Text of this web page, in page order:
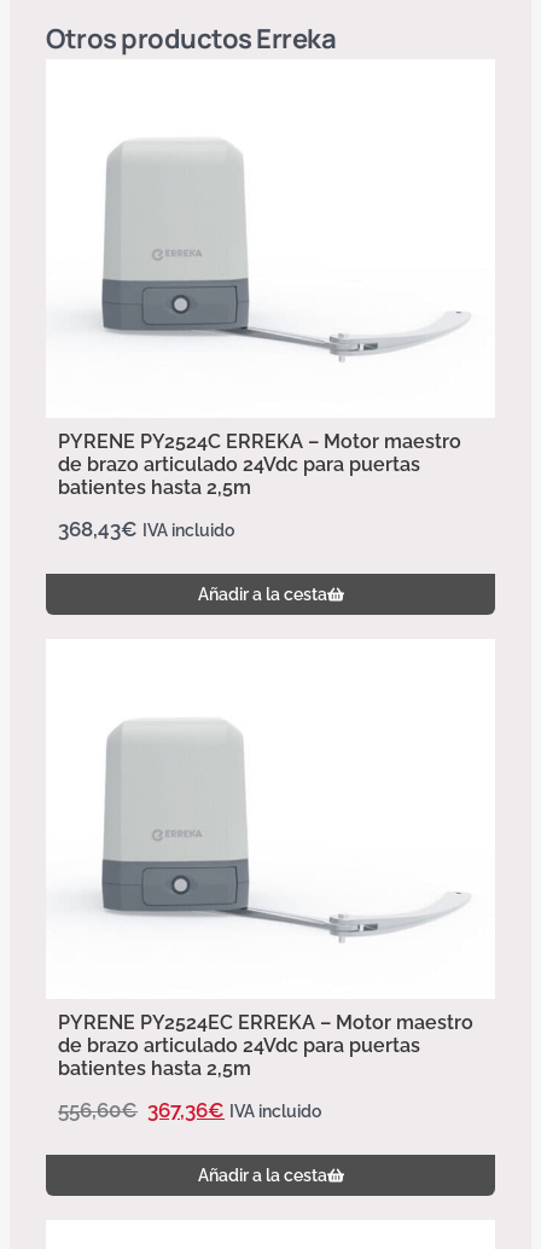
Otros productosErreka
PYRENE PY2524C ERREKA – Motor maestro
de brazo articulado 24Vdc para puertas
batientes hasta 2,5m
368,43€ IVA incluido
Añadir a la cesta
PYRENE PY2524EC ERREKA – Motor maestro
de brazo articulado 24Vdc para puertas
batientes hasta 2,5m
556,60€ 367,36€ IVA incluido
Añadir a la cesta